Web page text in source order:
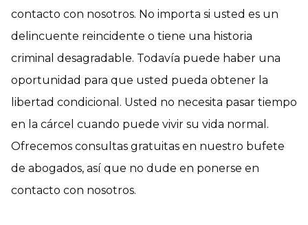
contacto con nosotros. No importa si usted es un
delincuente reincidente o tiene una historia
criminal desagradable. Todavía puede haber una
oportunidad para que usted pueda obtener la
libertad condicional. Usted no necesita pasar tiempo
en la cárcel cuando puede vivir su vida normal.
Ofrecemos consultas gratuitas en nuestro bufete
de abogados, así que no dude en ponerse en
contacto con nosotros.